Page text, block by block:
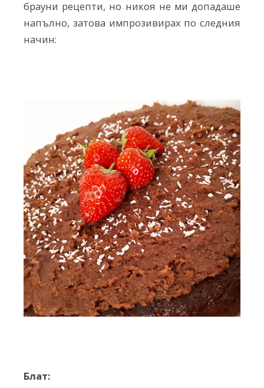
брауни рецепти, но никоя не ми допадаше
напълно, затова импрозивирах по следния
начин:
Блат: